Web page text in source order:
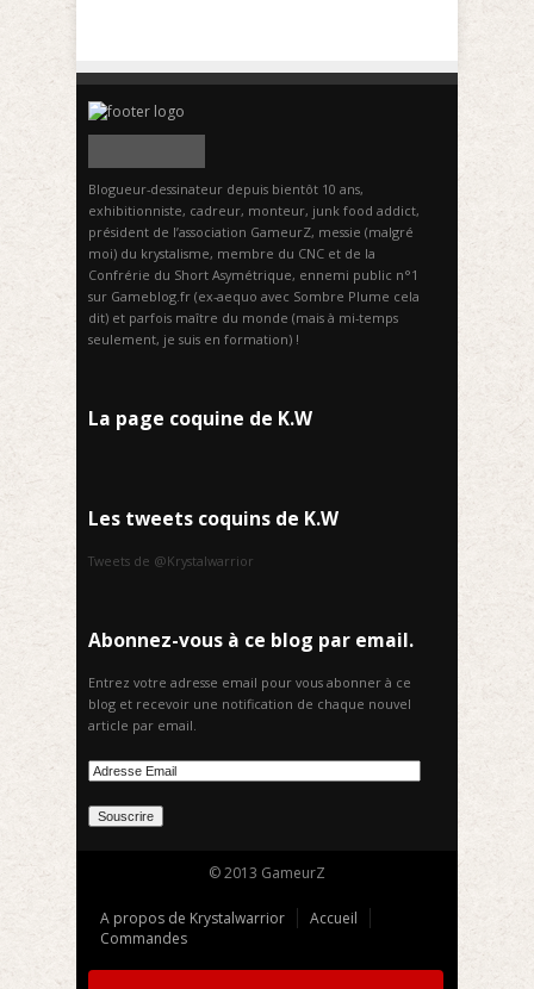
Blogueur-dessinateur depuis bientôt 10 ans,
exhibitionniste, cadreur, monteur, junk food addict,
président de l’association GameurZ, messie (malgré
moi) du krystalisme, membre du CNC et de la
Confrérie du Short Asymétrique, ennemi public n°1
sur Gameblog.fr (ex-aequo avec Sombre Plume cela
dit) et parfois maître du monde (mais à mi-temps
seulement, je suis en formation) !
La page coquine de K.W
Les tweets coquins de K.W
Tweets de @Krystalwarrior
Abonnez-vous à ce blog par email.
Entrez votre adresse email pour vous abonner à ce
blog et recevoir une notification de chaque nouvel
article par email.
© 2013 GameurZ
A propos de Krystalwarrior
Accueil
Commandes